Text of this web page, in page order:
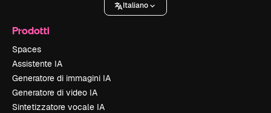
Italiano
Prodotti
Spaces
Assistente IA
Generatore di immagini IA
Generatore di video IA
Sintetizzatore vocale IA